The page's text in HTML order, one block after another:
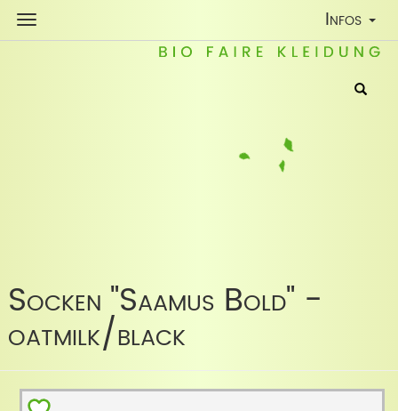
Toggle
Infos
Socken "Saamus Bold" -
oatmilk/black